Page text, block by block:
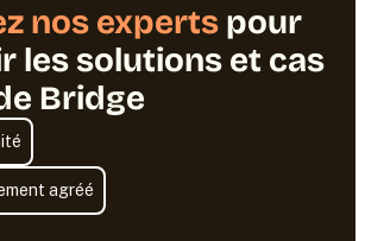
nos experts pour
les solutions et cas
Bridge
agréé